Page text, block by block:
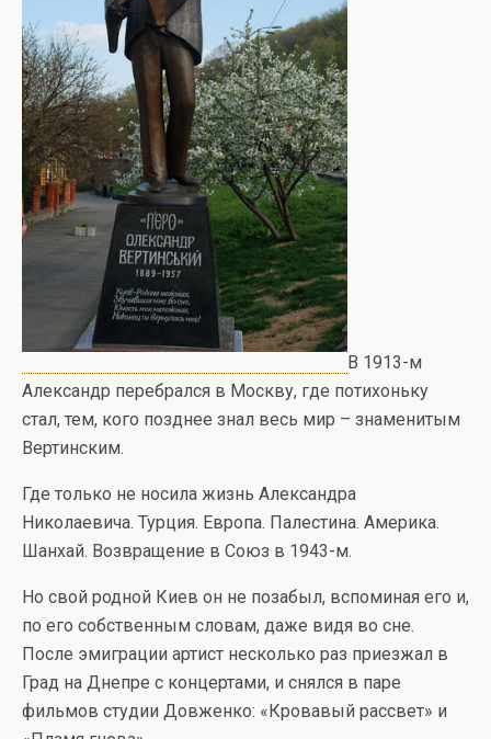
В 1913-м
Александр перебрался в Москву, где потихоньку
стал, тем, кого позднее знал весь мир – знаменитым
Вертинским.
Где только не носила жизнь Александра
Николаевича. Турция. Европа. Палестина. Америка.
Шанхай. Возвращение в Союз в 1943-м.
Но свой родной Киев он не позабыл, вспоминая его и,
по его собственным словам, даже видя во сне.
После эмиграции артист несколько раз приезжал в
Град на Днепре с концертами, и снялся в паре
фильмов студии Довженко: «Кровавый рассвет» и